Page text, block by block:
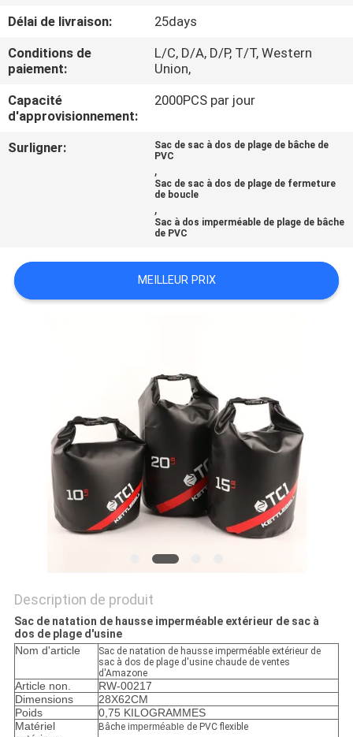
QUALITÉ
PLAN
DU
SITE
Délai de livraison:
25days
Conditions de
paiement:
L/C, D/A, D/P, T/T, Western
Union,
Capacité
d'approvisionnement:
2000PCS par jour
Surligner:
Sac de sac à dos de plage de bâche de
PVC
,
Sac de sac à dos de plage de fermeture
de boucle
,
Sac à dos imperméable de plage de bâche
de PVC
MEILLEUR PRIX
Description de produit
Sac de natation de hausse imperméable extérieur de sac à
dos de plage d'usine
Nom d'article
Sac de natation de hausse imperméable extérieur de
sac à dos de plage d'usine chaude de ventes
d'Amazone
Article non.
RW-00217
Dimensions
28X62CM
Poids
0,75 KILOGRAMMES
Matériel
Bâche imperméable de PVC flexible